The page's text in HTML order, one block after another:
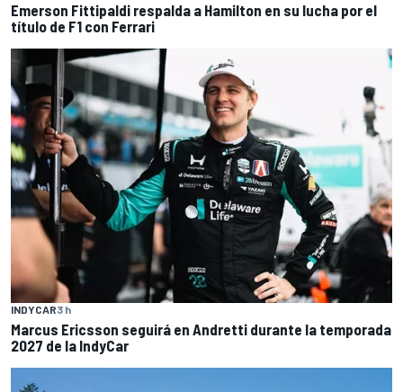
Emerson Fittipaldi respalda a Hamilton en su lucha por el
título de F1 con Ferrari
INDYCAR3 h
Marcus Ericsson seguirá en Andretti durante la temporada
2027 de la IndyCar